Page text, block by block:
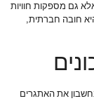
גם מספקות חוויות
חובה חברתית,
את האתגרים